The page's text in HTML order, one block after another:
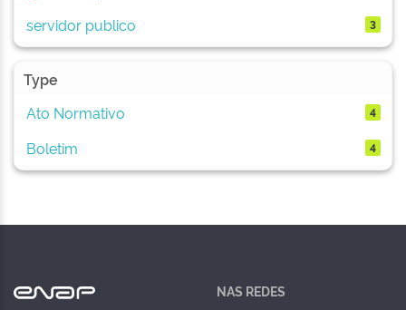
servidor publico 3
Type
Ato Normativo
4
Boletim 4
NAS REDES